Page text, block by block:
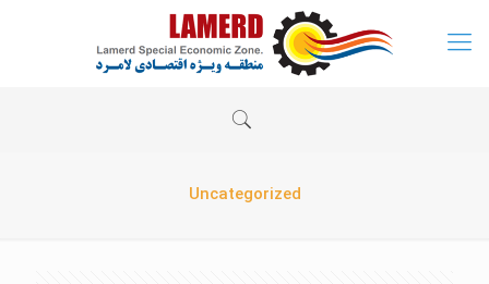
Uncategorized